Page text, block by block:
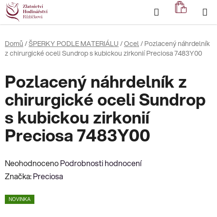
Přejít
na
obsah
Hledat
KOŠÍK
Domů /ŠPERKY PODLE MATERIÁLU /Ocel/ Pozlacený náhrdelník
z chirurgické oceli Sundrop s kubickou zirkonií Preciosa 7483Y00
Pozlacený náhrdelník z
chirurgické oceli Sundrop
s kubickou zirkonií
Preciosa 7483Y00
Průměrné
hodnocení
je
NeohodnocenoPodrobnosti hodnocení
Značka:Preciosa
NOVINKA